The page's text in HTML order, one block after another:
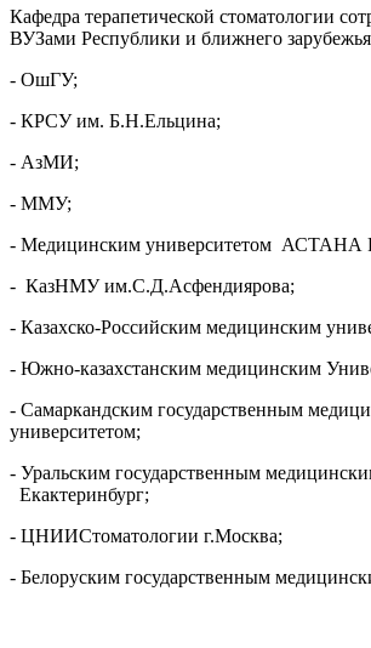
Кафедра терапетической стоматологии
ВУЗами Республики и ближнего
- ОшГУ;
- КРСУ им. Б.Н.Ельцина;
- АзМИ;
- ММУ;
- Медицинским университетом АСТАНА
- КазНМУ им.С.Д.Асфендиярова;
- Казахско-Российским медицинским
- Южно-казахстанским медицинским
- Самаркандским государственным
университетом;
- Уральским государственным
Екактеринбург;
- ЦНИИСтоматологии г.Москва;
- Белоруским государственным